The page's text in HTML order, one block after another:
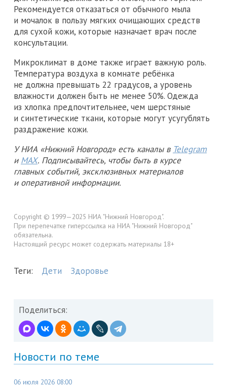
Рекомендуется отказаться от обычного мыла
и мочалок в пользу мягких очищающих средств
для сухой кожи, которые назначает врач после
консультации.
Микроклимат в доме также играет важную роль.
Температура воздуха в комнате ребёнка
не должна превышать 22 градусов, а уровень
влажности должен быть не менее 50%. Одежда
из хлопка предпочтительнее, чем шерстяные
и синтетические ткани, которые могут усугублять
раздражение кожи.
У НИА «Нижний Новгород» есть каналы в Telegram
и MAX. Подписывайтесь, чтобы быть в курсе
главных событий, эксклюзивных материалов
и оперативной информации.
Copyright © 1999—2025 НИА "Нижний Новгород".
При перепечатке гиперссылка на НИА "Нижний Новгород"
обязательна.
Настоящий ресурс может содержать материалы 18+
Теги: Дети Здоровье
Поделиться:
Новости по теме
06 июля 2026 08:00